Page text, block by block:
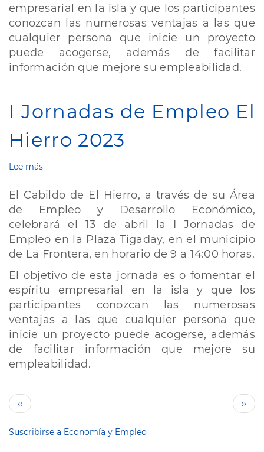
en
El
Hierro
empresarial en la isla y que los participantes
conozcan las numerosas ventajas a las que
cualquier persona que inicie un proyecto
puede acogerse, además de facilitar
información que mejore su empleabilidad.
I Jornadas de Empleo El
Hierro 2023
Lee más
Jornadas
de
Empleo
El
Hierro
2023
El Cabildo de El Hierro, a través de su Área
de Empleo y Desarrollo Económico,
celebrará el 13 de abril la I Jornadas de
Empleo en la Plaza Tigaday, en el municipio
de La Frontera, en horario de 9 a 14:00 horas.
El objetivo de esta jornada es o fomentar el
espíritu empresarial en la isla y que los
participantes conozcan las numerosas
ventajas a las que cualquier persona que
inicie un proyecto puede acogerse, además
de facilitar información que mejore su
empleabilidad.
Paginación
Página
anterior
‹‹ ››
Suscribirse a Economía y Empleo